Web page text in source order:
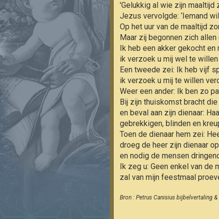
'Gelukkig al wie zijn maaltijd
Jezus vervolgde: ‘Iemand
Op het uur van de maaltijd
Maar zij begonnen zich
Ik heb een akker gekocht
ik verzoek u mij wel te
Een tweede zei: Ik heb vijf
ik verzoek u mij te willen
Weer een ander: Ik ben zo
Bij zijn thuiskomst bracht
en beval aan zijn dienaar:
gebrekkigen, blinden en
Toen de dienaar hem zei:
droeg de heer zijn dienaar
en nodig de mensen
Ik zeg u: Geen enkel van de
zal van mijn feestmaal
Bron : Petrus Canisius bijbelvertaling &